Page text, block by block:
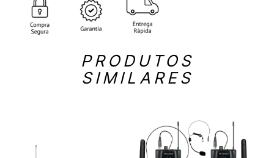
PRODUTOS
SIMILARES